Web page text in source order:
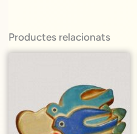
Productes relacionats